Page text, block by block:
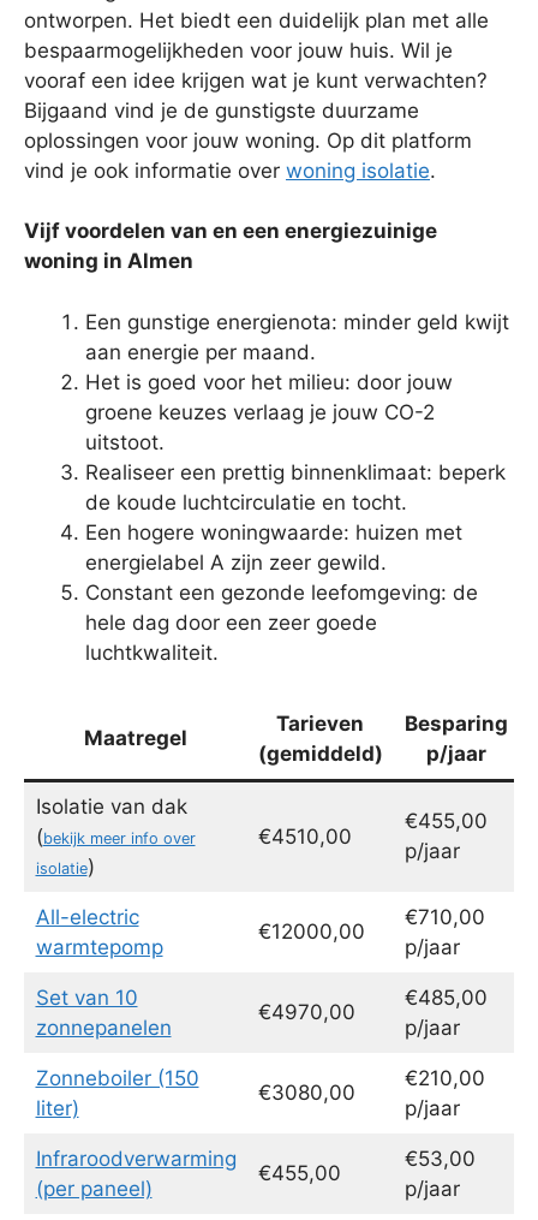
ontworpen. Het biedt een duidelijk plan met alle
bespaarmogelijkheden voor jouw huis. Wil je
vooraf een idee krijgen wat je kunt verwachten?
Bijgaand vind je de gunstigste duurzame
oplossingen voor jouw woning. Op dit platform
vind je ook informatie over woning isolatie.
Vijf voordelen van en een energiezuinige
woning in Almen
Een gunstige energienota: minder geld kwijt
aan energie per maand.
Het is goed voor het milieu: door jouw
groene keuzes verlaag je jouw CO-2
uitstoot.
Realiseer een prettig binnenklimaat: beperk
de koude luchtcirculatie en tocht.
Een hogere woningwaarde: huizen met
energielabel A zijn zeer gewild.
Constant een gezonde leefomgeving: de
hele dag door een zeer goede
luchtkwaliteit.
Maatregel
Tarieven
(gemiddeld)
Besparing
p/jaar
Isolatie van dak
(bekijk meer info over
isolatie)
€4510,00
€455,00
p/jaar
All-electric
warmtepomp
€12000,00
€710,00
p/jaar
Set van 10
zonnepanelen
€4970,00
€485,00
p/jaar
Zonneboiler (150
liter)
€3080,00
€210,00
p/jaar
Infraroodverwarming
(per paneel)
€455,00
€53,00
p/jaar